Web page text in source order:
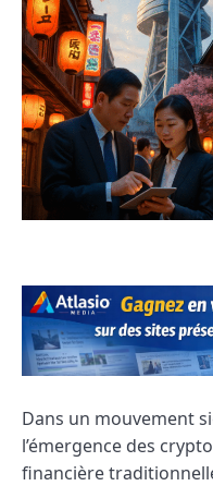
Dans un mouvement
l’émergence des
financière